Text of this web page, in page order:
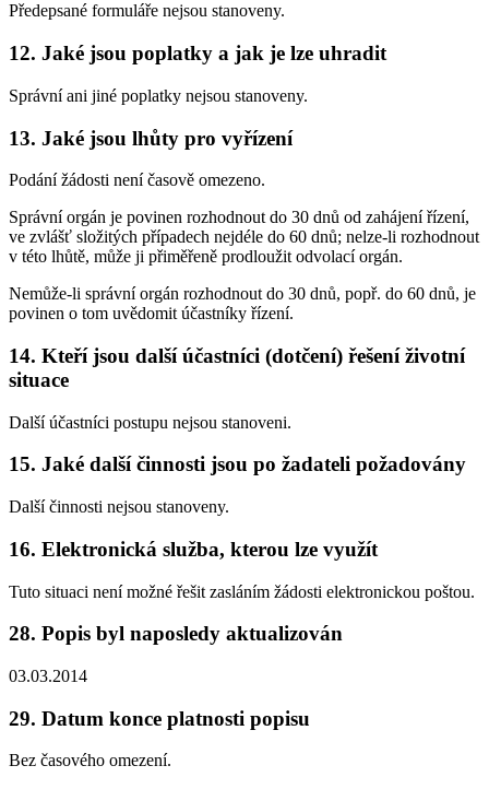
Předepsané formuláře nejsou stanoveny.
12. Jaké jsou poplatky a jak je lze uhradit
Správní ani jiné poplatky nejsou stanoveny.
13. Jaké jsou lhůty pro vyřízení
Podání žádosti není časově omezeno.
Správní orgán je povinen rozhodnout do 30 dnů od zahájení řízení,
ve zvlášť složitých případech nejdéle do 60 dnů; nelze-li rozhodnout
v této lhůtě, může ji přiměřeně prodloužit odvolací orgán.
Nemůže-li správní orgán rozhodnout do 30 dnů, popř. do 60 dnů, je
povinen o tom uvědomit účastníky řízení.
14. Kteří jsou další účastníci (dotčení) řešení životní
situace
Další účastníci postupu nejsou stanoveni.
15. Jaké další činnosti jsou po žadateli požadovány
Další činnosti nejsou stanoveny.
16. Elektronická služba, kterou lze využít
Tuto situaci není možné řešit zasláním žádosti elektronickou poštou.
28. Popis byl naposledy aktualizován
03.03.2014
29. Datum konce platnosti popisu
Bez časového omezení.